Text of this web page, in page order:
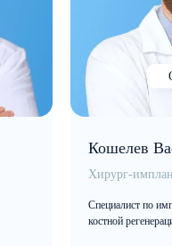
Кошелев
Хирург-
Специалист по
костной